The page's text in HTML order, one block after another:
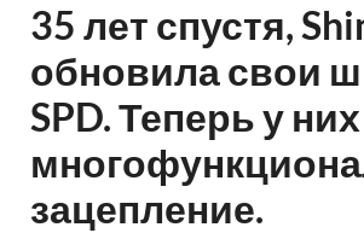
35 лет спустя,
обновила свои
SPD. Теперь у них
зацепление.